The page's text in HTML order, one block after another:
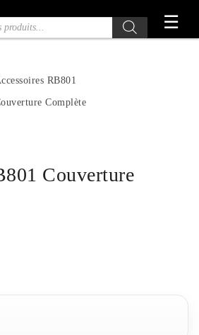
☰
RB801
Complète
Couverture